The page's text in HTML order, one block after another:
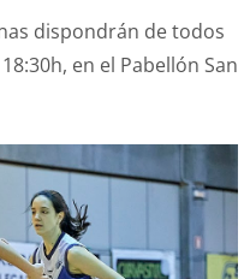
dispondrán de todos
en el Pabellón San